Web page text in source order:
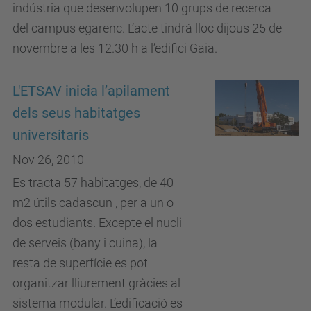
indústria que desenvolupen 10 grups de recerca
del campus egarenc. L’acte tindrà lloc dijous 25 de
novembre a les 12.30 h a l’edifici Gaia.
L'ETSAV inicia l’apilament
dels seus habitatges
universitaris
Nov 26, 2010
Es tracta 57 habitatges, de 40
m2 útils cadascun , per a un o
dos estudiants. Excepte el nucli
de serveis (bany i cuina), la
resta de superfície es pot
organitzar lliurement gràcies al
sistema modular. L’edificació es